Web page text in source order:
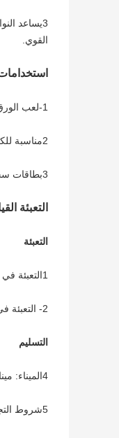
3يساعد
القوي.
1-لعب الورق
2مناسبة للكرتون الخدوش
3بطاقات سحرية
التعبئة
التعبئة
1التعبئة في الأوراق: تغليف ورق الكرافت والأفلام PE على لوحات الخشب.
2- التعبئة في الأجزاء: 250 / 500 ورقة في قطعة واحدة، مع ورق الكرافت والأفلام PE على لوحات الخشب.
التسليم
4الميناء: ميناء قوانغتشو أو شنشن
5شروط التجارة: EXW، FOB، CIF.